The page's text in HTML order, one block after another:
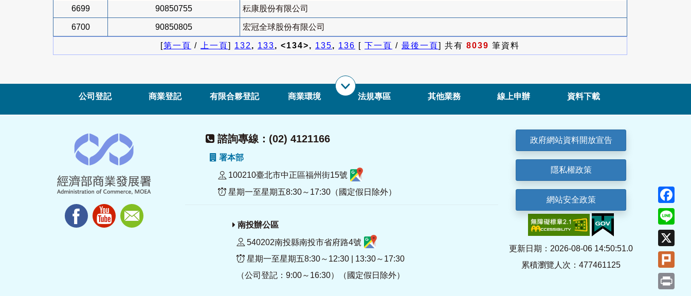
6699 90850755 秐康股份有限公司
6700 90850805 宏冠全球股份有限公司
[第一頁 / 上一頁] 132, 133, <134>, 135, 136 [ 下一頁 / 最後一頁] 共有 8039 筆資料
公司登記 商業登記 有限合夥登記 商業環境 法規專區 其他業務 線上申辦 資料下載
諮詢專線：(02) 4121166
署本部
100210臺北市中正區福州街15號
星期一至星期五8:30～17:30（國定假日除外）
南投辦公區
540202南投縣南投市省府路4號
星期一至星期五8:30～12:30 | 13:30～17:30
（公司登記：9:00～16:30）（國定假日除外）
政府網站資料開放宣告
隱私權政策
網站安全政策
更新日期：2026-08-06 14:50:51.0
累積瀏覽人次：477461125